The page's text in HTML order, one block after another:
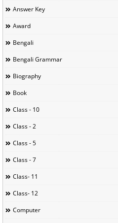
Answer Key
Award
Bengali
Bengali Grammar
Biography
Book
Class - 10
Class - 2
Class - 5
Class - 7
Class- 11
Class- 12
Computer